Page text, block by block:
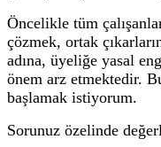
Öncelikle tüm
çözmek, ortak
adına, üyeliğe yasal
önem arz etmektedir.
başlamak istiyorum.
Sorunuz özelinde